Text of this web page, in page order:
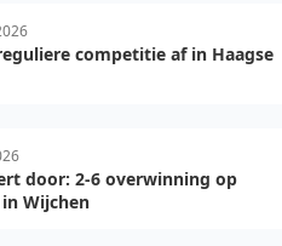
competitie af in Haagse
door: 2-6 overwinning op
Wijchen